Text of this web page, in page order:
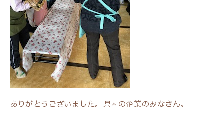
ありがとうございました。県内の企業のみなさん。